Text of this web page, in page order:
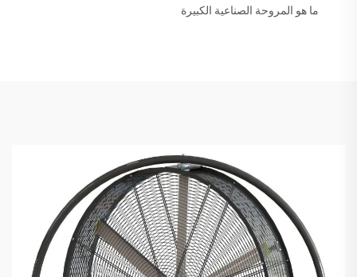
ما هو المروحة الصناعية الكبيرة